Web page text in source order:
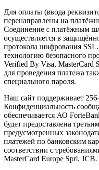
Для оплаты (ввода
перенаправлены на
Соединение с платёжным
осуществляется в
протокола шифрования
технологию безопасного
Verified By Visa, MasterCard
для проведения платежа
специального пароля.
Наш сайт поддерживает
Конфиденциальность
обеспечивается АО
будет предоставлена
предусмотренных
платежей по банковским
соответствии с
MasterCard Europe Sprl, JCB.